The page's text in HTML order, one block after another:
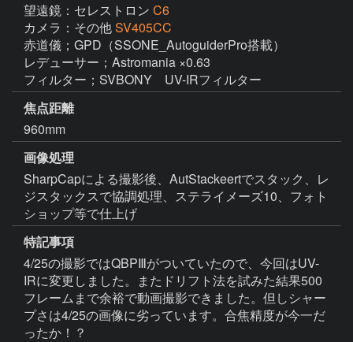
望遠鏡：セレストロン C6
カメラ：その他SV405CC
赤道儀；GPD（SSONE_AutoguiderPro搭載）
レデューサー；Astromania ×0.63
フィルター；SVBONY　UV-IRフィルター
焦点距離
960mm
画像処理
SharpCapによる撮影後、AutStackeertでスタック、レ
ジスタックスで協調処理、ステライメーズ10、フォト
ショップ等で仕上げ
特記事項
4/25の撮影ではQBPⅢがついていたので、今回はUV-
IRに変更しました。またドリフト法を試みた結果500
フレームまで余裕で動画撮影できました。但しシャー
プさは4/25の画像に劣っています。合焦精度が今一だ
ったか！？